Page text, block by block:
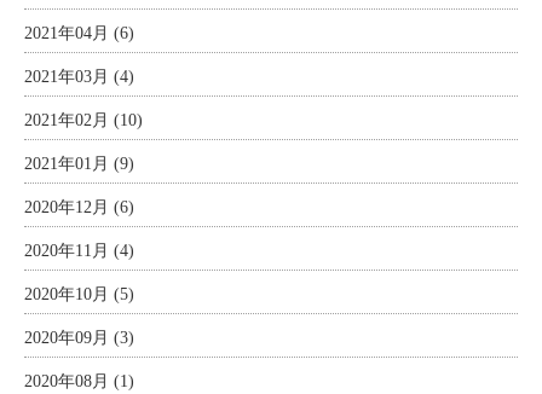
2021年04月 (6)
2021年03月 (4)
2021年02月 (10)
2021年01月 (9)
2020年12月 (6)
2020年11月 (4)
2020年10月 (5)
2020年09月 (3)
2020年08月 (1)